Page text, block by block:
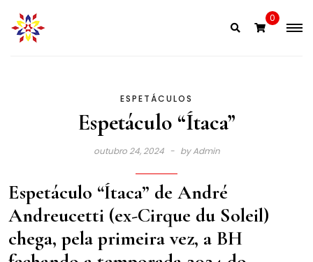
content
0
ESPETÁCULOS
Espetáculo “Ítaca”
outubro 24, 2024 byAdmin
Espetáculo “Ítaca” de André
Andreucetti (ex-Cirque du Soleil)
chega, pela primeira vez, a BH